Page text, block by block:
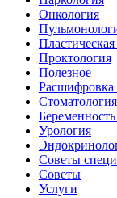
Онкология
Проктология
Полезное
Расшифровка
Стоматология
Урология
Советы
Советы
Услуги